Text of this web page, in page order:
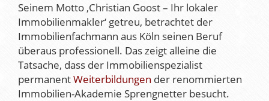
Seinem Motto ‚Christian Goost – Ihr lokaler
Immobilienmakler‘ getreu, betrachtet der
Immobilienfachmann aus Köln seinen Beruf
überaus professionell. Das zeigt alleine die
Tatsache, dass der Immobilienspezialist
permanentWeiterbildungen der renommierten
Immobilien-Akademie Sprengnetter besucht.